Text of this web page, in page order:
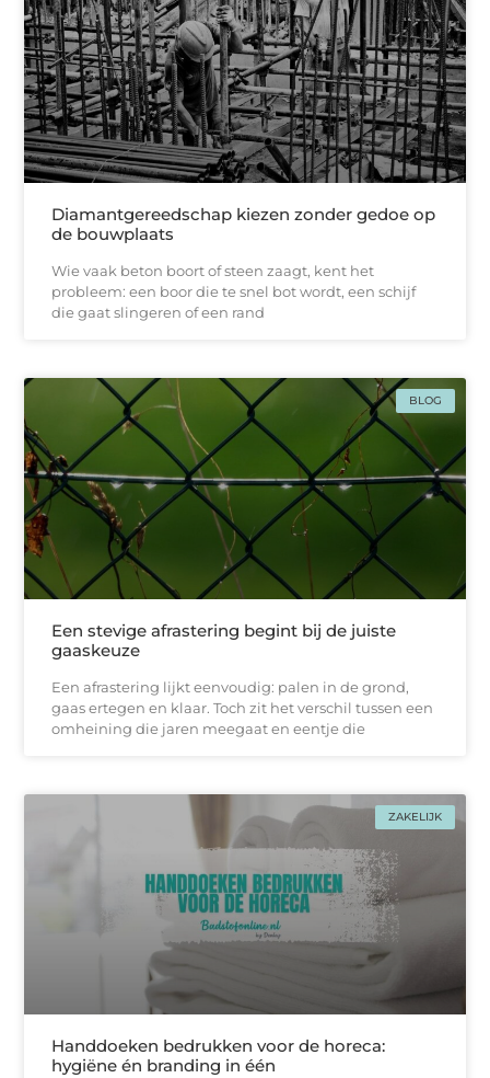
Diamantgereedschap kiezen zonder gedoe op
de bouwplaats
Wie vaak beton boort of steen zaagt, kent het
probleem: een boor die te snel bot wordt, een schijf
die gaat slingeren of een rand
BLOG
Een stevige afrastering begint bij de juiste
gaaskeuze
Een afrastering lijkt eenvoudig: palen in de grond,
gaas ertegen en klaar. Toch zit het verschil tussen een
omheining die jaren meegaat en eentje die
ZAKELIJK
Handdoeken bedrukken voor de horeca:
hygiëne én branding in één